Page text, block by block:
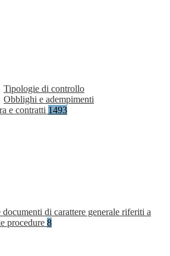
Tipologie di controllo
Obblighi e adempimenti
e contratti 1493
di carattere generale riferiti a
procedure 8